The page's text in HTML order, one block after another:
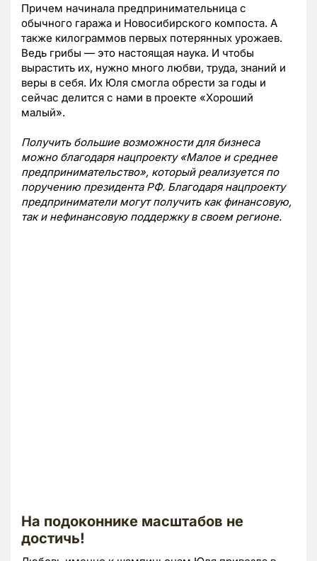
Причем начинала предпринимательница с
обычного гаража и Новосибирского компоста. А
также килограммов первых потерянных урожаев.
Ведь грибы — это настоящая наука. И чтобы
вырастить их, нужно много любви, труда, знаний и
веры в себя. Их Юля смогла обрести за годы и
сейчас делится с нами в проекте «Хороший
малый».
Получить большие возможности для бизнеса
можно благодаря нацпроекту «Малое и среднее
предпринимательство», который реализуется по
поручению президента РФ. Благодаря нацпроекту
предприниматели могут получить как финансовую,
так и нефинансовую поддержку в своем регионе.
На подоконнике масштабов не
достичь!